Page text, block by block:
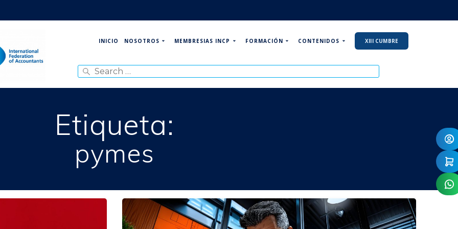
INICIO NOSOTROS MEMBRESIAS INCP FORMACIÓN CONTENIDOS XIII CUMBRE
for:
Etiqueta:
pymes